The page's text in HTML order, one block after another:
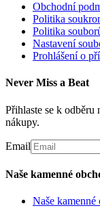
Obchodní
Politika
Politika
Nastavení
Prohlášení o
Never Miss a Beat
Přihlaste se k odběru
nákupy.
Email
Naše kamenné
Naše kamenné